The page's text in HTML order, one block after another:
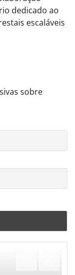
dedicado ao
escaláveis
sobre